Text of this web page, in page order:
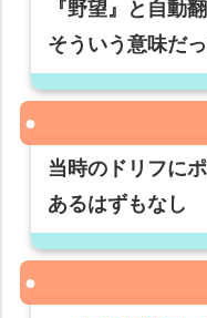
『野望』と自動
そういう意味だ
当時のドリフに
あるはずもなし